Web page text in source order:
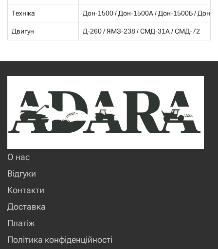
Техніка Дон-1500 / Дон-1500А / Дон-1500Б / Дон-
Двигун Д-260 / ЯМЗ-238 / СМД-31А / СМД-72
О нас
Відгуки
Контакти
Доставка
Платіж
Політика конфіденційності